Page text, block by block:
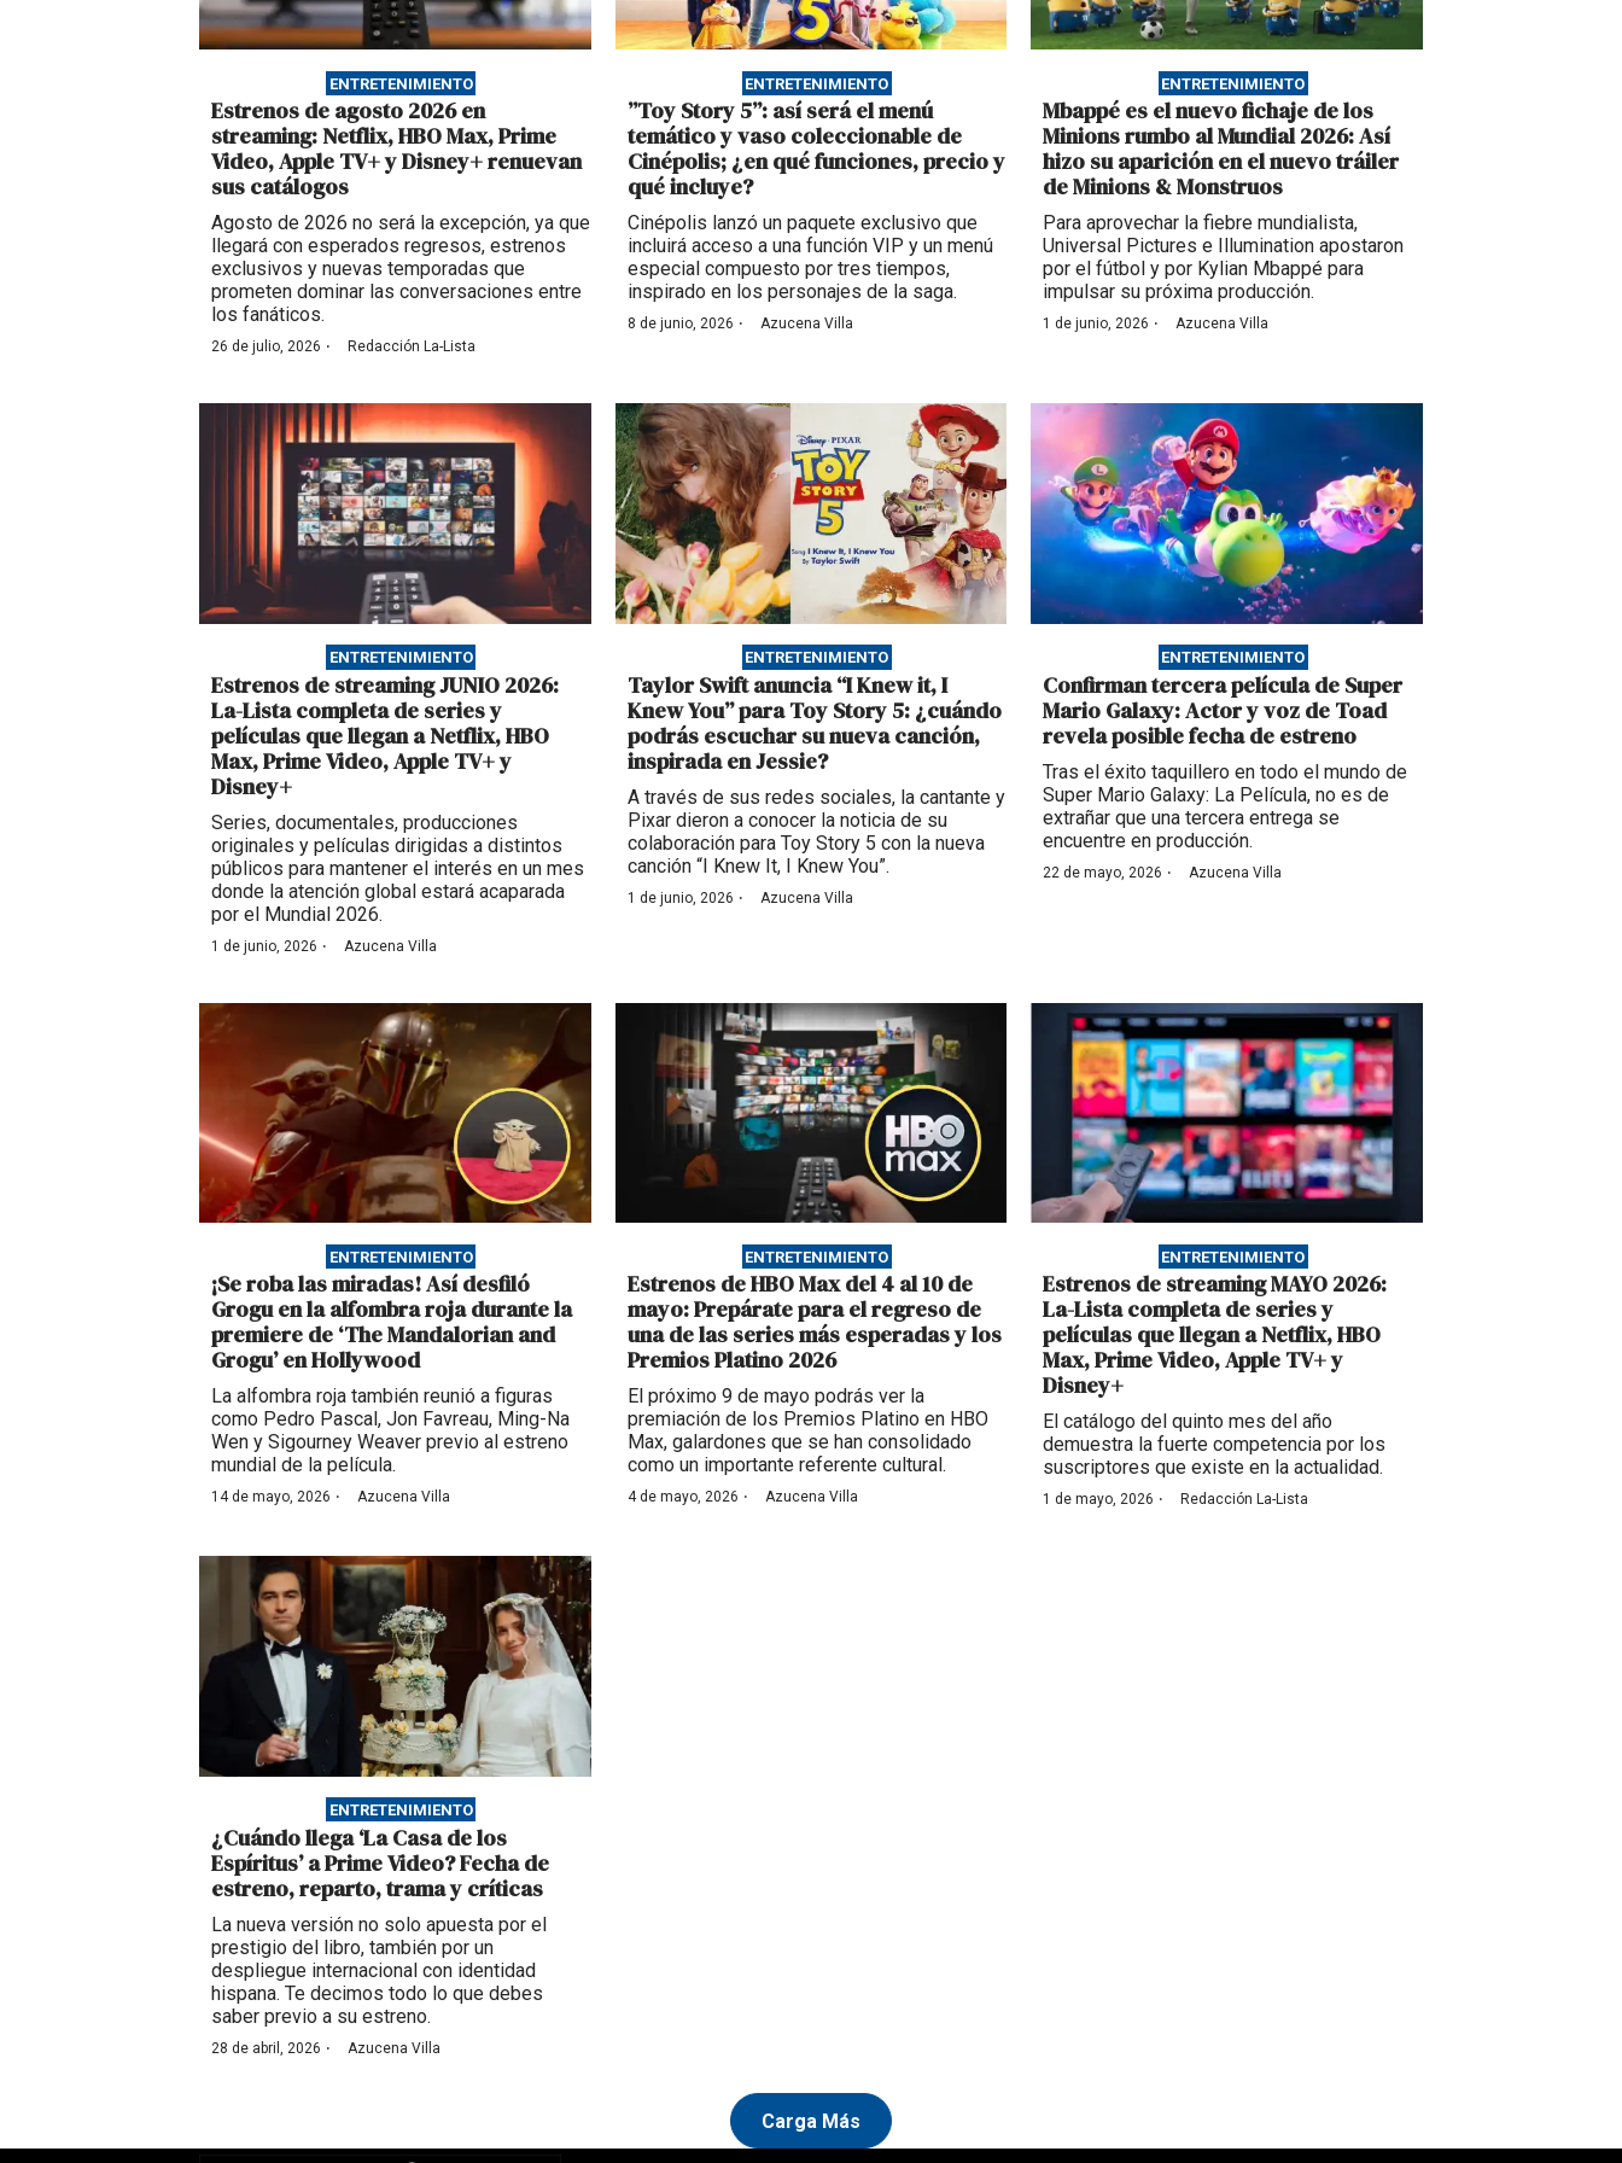
ENTRETENIMIENTO
Estrenos de agosto 2026 en
streaming: Netflix, HBO Max, Prime
Video, Apple TV+ y Disney+ renuevan
sus catálogos
Agosto de 2026 no será la excepción, ya que
llegará con esperados regresos, estrenos
exclusivos y nuevas temporadas que
prometen dominar las conversaciones entre
los fanáticos.
26 de julio, 2026 · Redacción La-Lista
ENTRETENIMIENTO
”Toy Story 5”: así será el menú
temático y vaso coleccionable de
Cinépolis; ¿en qué funciones, precio y
qué incluye?
Cinépolis lanzó un paquete exclusivo que
incluirá acceso a una función VIP y un menú
especial compuesto por tres tiempos,
inspirado en los personajes de la saga.
8 de junio, 2026 · Azucena Villa
ENTRETENIMIENTO
Mbappé es el nuevo fichaje de los
Minions rumbo al Mundial 2026: Así
hizo su aparición en el nuevo tráiler
de Minions & Monstruos
Para aprovechar la fiebre mundialista,
Universal Pictures e Illumination apostaron
por el fútbol y por Kylian Mbappé para
impulsar su próxima producción.
1 de junio, 2026 · Azucena Villa
ENTRETENIMIENTO
Estrenos de streaming JUNIO 2026:
La-Lista completa de series y
películas que llegan a Netflix, HBO
Max, Prime Video, Apple TV+ y
Disney+
Series, documentales, producciones
originales y películas dirigidas a distintos
públicos para mantener el interés en un mes
donde la atención global estará acaparada
por el Mundial 2026.
1 de junio, 2026 · Azucena Villa
ENTRETENIMIENTO
Taylor Swift anuncia “I Knew it, I
Knew You” para Toy Story 5: ¿cuándo
podrás escuchar su nueva canción,
inspirada en Jessie?
A través de sus redes sociales, la cantante y
Pixar dieron a conocer la noticia de su
colaboración para Toy Story 5 con la nueva
canción “I Knew It, I Knew You”.
1 de junio, 2026 · Azucena Villa
ENTRETENIMIENTO
Confirman tercera película de Super
Mario Galaxy: Actor y voz de Toad
revela posible fecha de estreno
Tras el éxito taquillero en todo el mundo de
Super Mario Galaxy: La Película, no es de
extrañar que una tercera entrega se
encuentre en producción.
22 de mayo, 2026 · Azucena Villa
ENTRETENIMIENTO
¡Se roba las miradas! Así desfiló
Grogu en la alfombra roja durante la
premiere de ‘The Mandalorian and
Grogu’ en Hollywood
La alfombra roja también reunió a figuras
como Pedro Pascal, Jon Favreau, Ming-Na
Wen y Sigourney Weaver previo al estreno
mundial de la película.
14 de mayo, 2026 · Azucena Villa
ENTRETENIMIENTO
Estrenos de HBO Max del 4 al 10 de
mayo: Prepárate para el regreso de
una de las series más esperadas y los
Premios Platino 2026
El próximo 9 de mayo podrás ver la
premiación de los Premios Platino en HBO
Max, galardones que se han consolidado
como un importante referente cultural.
4 de mayo, 2026 · Azucena Villa
ENTRETENIMIENTO
Estrenos de streaming MAYO 2026:
La-Lista completa de series y
películas que llegan a Netflix, HBO
Max, Prime Video, Apple TV+ y
Disney+
El catálogo del quinto mes del año
demuestra la fuerte competencia por los
suscriptores que existe en la actualidad.
1 de mayo, 2026 · Redacción La-Lista
ENTRETENIMIENTO
¿Cuándo llega ‘La Casa de los
Espíritus’ a Prime Video? Fecha de
estreno, reparto, trama y críticas
La nueva versión no solo apuesta por el
prestigio del libro, también por un
despliegue internacional con identidad
hispana. Te decimos todo lo que debes
saber previo a su estreno.
28 de abril, 2026 · Azucena Villa
Carga Más